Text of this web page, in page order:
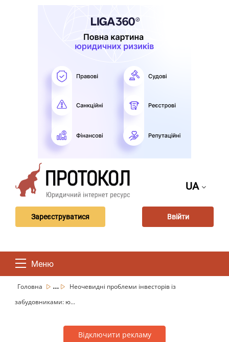
UA
Зареєструватися Ввійти
Меню
Головна ...
Неочевидні проблеми інвесторів із
забудовниками: ю...
Відключити рекламу